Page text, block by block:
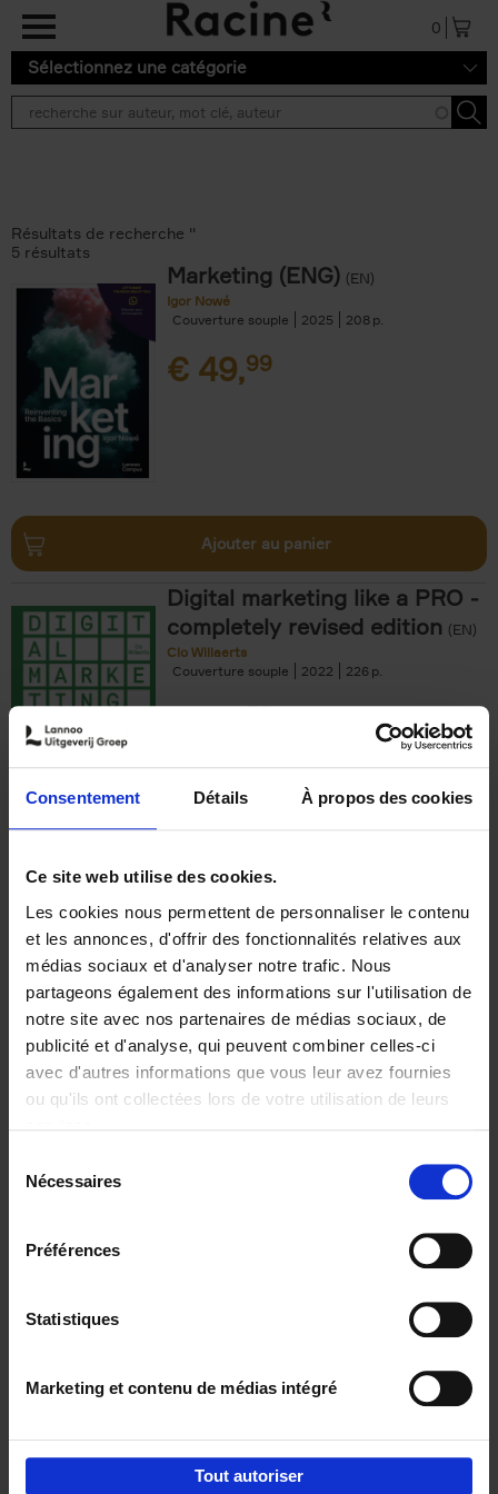
Consentement Détails À propos des cookies
Ce site web utilise des cookies.
Les cookies nous permettent de personnaliser le contenu
et les annonces, d'offrir des fonctionnalités relatives aux
médias sociaux et d'analyser notre trafic. Nous
partageons également des informations sur l'utilisation de
notre site avec nos partenaires de médias sociaux, de
publicité et d'analyse, qui peuvent combiner celles-ci
avec d'autres informations que vous leur avez fournies
ou qu'ils ont collectées lors de votre utilisation de leurs
Nécessaires
Préférences
Statistiques
Marketing et contenu de médias intégré
Tout autoriser
Aller au contenu principal
0
Sélectionnez une catégorie
Résultats de recherche ''
5 résultats
Marketing (ENG) (EN)
Igor Nowé
Couverture souple
2025 208
€ 49,99
Ajouter au panier
Digital marketing like a PRO -
completely revised edition (EN)
Clo Willaerts
Couverture souple
2022 226
€35,50
The Offer You Can't
Refuse
Steven Van Belleghem
Couverture souple
2020 256
€37,50
Building Bonds = Building